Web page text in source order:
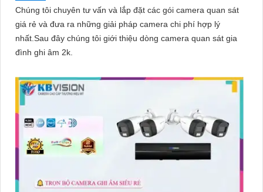
Chúng tôi chuyên tư vấn và lắp đặt các gói camera quan sát
giá rẻ và đưa ra những giải pháp camera chi phí hợp lý
nhất.Sau đây chúng tôi giới thiệu dòng camera quan sát gia
đình ghi âm 2k.